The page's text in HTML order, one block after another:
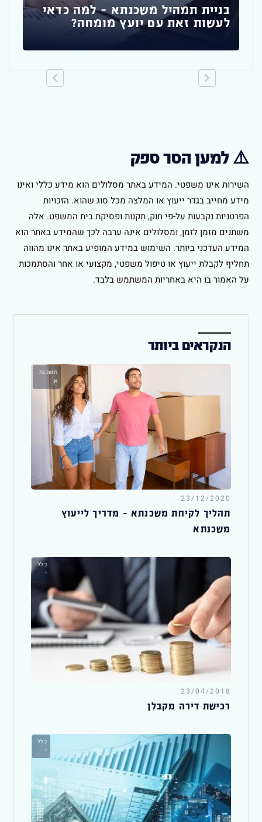
בניית תמהיל משכנתא – למה כדאי
לעשות זאת עם יועץ מומחה?
⚠️ למען הסר ספק
השירות אינו משפטי. המידע באתר מסלולים הוא מידע כללי ואינו
מידע מחייב בגדר ייעוץ או המלצה מכל סוג שהוא. הזכויות
הפרטניות נקבעות על-פי חוק, תקנות ופסיקת בית המשפט. אלה
משתנים מזמן לזמן, ומסלולים אינה ערבה לכך שהמידע באתר הוא
המידע העדכני ביותר. השימוש במידע המופיע באתר אינו מהווה
תחליף לקבלת ייעוץ או טיפול משפטי, מקצועי או אחר והסתמכות
על האמור בו היא באחריות המשתמש בלבד.
הנקראים ביותר
משכנת
א
23/12/2020
תהליך לקיחת משכנתא – מדריך לייעוץ
משכנתא
כלל
י
23/04/2018
רכישת דירה מקבלן
כלל
י